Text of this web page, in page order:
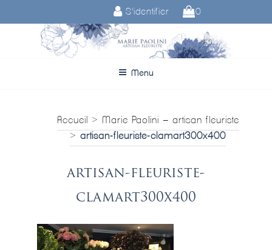
S'identifier 0
Menu
Accueil > Marie Paolini – artisan fleuriste
>artisan-fleuriste-clamart300x400
artisan-fleuriste-
clamart300x400